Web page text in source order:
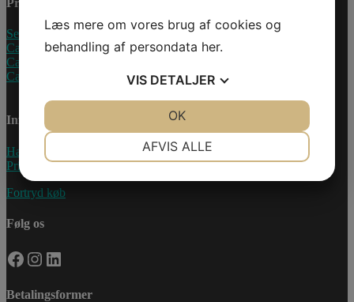
Sea-Doo Vandscooter
Can-Am ATV
Can-Am UTV
Can-Am Roadster
Information
Handelsebetingelser
Privatlivspolitik
Fortryd køb
Følg os
Facebook
Instagram
LinkedIn
Betalingsformer
Læs mere om vores brug af cookies og
behandling af persondata her.
VIS DETALJER
AFVIS ALLE
OK